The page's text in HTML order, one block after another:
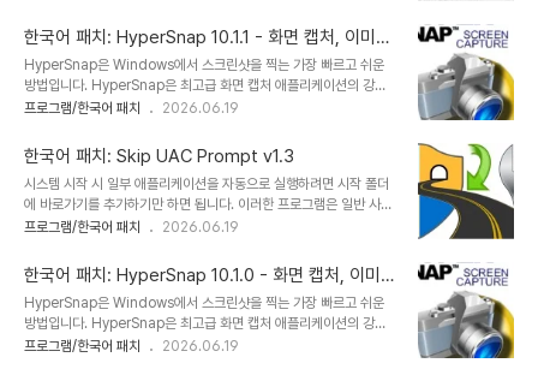
다시 복사할 수 있도록 ..
스템과 같은 장치 간에 원활하게 전환할 수 있습니다. 이 사용자 친화
적인 애플리케이션은 오디오 설정에 빠르게 액세스하여 오디오를 듣
는 방식을 변경하고 싶을 때마다 시간과 번거로움을 절약하여 전체 오
디오 환경을 개선합니다.전통적인 인터페이스 없음퀵사운드 스위처는
기존의 사용자 인터페이스 없이도 작동하며, 간소화된 기능과 핵심 목
행하기만 하면 됩니다. 활성화되면 시스템 트..
한국어 패치: HyperSnap 10.1.1 - 화면 캡처, 이미지
편집, 영상 녹화, OCR
HyperSnap은 Windows에서 스크린샷을 찍는 가장 빠르고 쉬운
방법입니다. HyperSnap은 최고급 화면 캡처 애플리케이션의 강력
한 기능과 고급 이미지 편집 유틸리티, 그리고 OCR을 통한 편집 가능
Windows 10 및 11에서만 사용 가능합니다.9.2 버전부터 새롭게 추
가된 기능: 화면 OCR 기능으로 화면이나 이미지에서 편집 가능한 텍
스트를 인식하고 복사할 수 있습니다. 오픈 소스 Tesseract OCR 프
로젝트를 기반으로 합니다. HyperSnap 9 무료 평가판의 OCR 기
능은 어떤 방식으로든 손상되지 않으며 HyperSnap 라이선스 없이
인 튜토..
프로그램/한국어 패치 2026.06.19
한국어 패치: Skip UAC Prompt v1.3
시스템 시작 시 일부 애플리케이션을 자동으로 실행하려면 시작 폴더
에 바로가기를 추가하기만 하면 됩니다. 이러한 프로그램은 일반 사용
자 권한으로 실행되며 대부분의 경우 문제가 없지만, Windows는 시
작 시 관리자 권한으로 프로그램을 실행할 수 없습니다. 관리자 권한으
로 작업이나 명령을 실행하면 Windows에서 UAC(사용자 계정 컨
트롤) 메시지가 표시되고, 작업을 실행할지 여부를 확인해야 합니다.
작업 스케줄러를 사용하여 UAC 메시지를 건너뛰고 프로그램을 실행
할 수 있는 관리자 권한 바로가기를 만들 수도 있지만, 이 방법은 여러
프로그램/한국어 패치 2026.06.19
한국어 패치: HyperSnap 10.1.0 - 화면 캡처, 이미지
편집, 영상 녹화, OCR
HyperSnap은 Windows에서 스크린샷을 찍는 가장 빠르고 쉬운
방법입니다. HyperSnap은 최고급 화면 캡처 애플리케이션의 강력
한 기능과 고급 이미지 편집 유틸리티, 그리고 OCR을 통한 편집 가능
프로그램/한국어 패치 2026.06.19